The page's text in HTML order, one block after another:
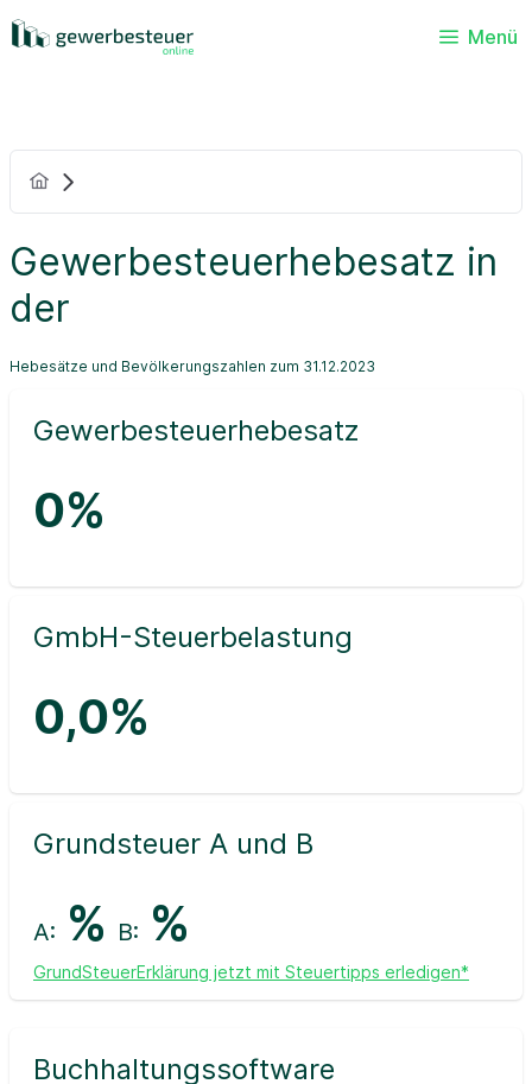
Menü
Gewerbesteuerhebesatz in
der
Hebesätze und Bevölkerungszahlen zum 31.12.2023
Gewerbesteuerhebesatz
0%
GmbH-Steuerbelastung
0,0%
Grundsteuer A und B
A: % B: %
GrundSteuerErklärung jetzt mit Steuertipps erledigen*
Buchhaltungssoftware